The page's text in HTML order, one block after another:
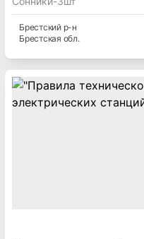
Брестскийр-н
Брестская обл.